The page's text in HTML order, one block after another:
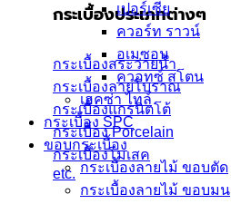
กระเบื้องประเภทต่างๆ
กระเบื้องสระว่ายน้ำ
กระเบื้องลายโบราณ
กระเบื้องแกรนิตโต้
กระเบื้อง Porcelain
กระเบื้องโมเสค
etc.
เปอร์เซีย
ควอร์ท ราวน์
อเมซอน
ควอทซ์ สโตน
เฮคซ่า ไทล์
กระเบื้อง SPC
ขอบกระเบื้อง
กระเบื้องลายไม้ ขอบตัด
กระเบื้องลายไม้ ขอบมน